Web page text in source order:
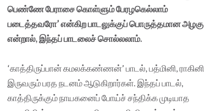
பெண்ணே பேராசை கொள்ளும் பேரழகெல்லாம்
படைத்தவரோ’ என்கிற பாடலுக்குப் பொருத்தமான அழகு
என்றால், இந்தப் பாடலைச் சொல்லலாம்.
‘காத்திருப்பான் கமலக்கண்ணன்’ பாடல், பத்மினி, ராகினி
இருவரும் பரத நடனம் ஆடுகிறார்கள். இந்தப் பாடல்,
காத்திருக்கும் நாயகனைப் போய்ச் சந்திக்க முடியாத